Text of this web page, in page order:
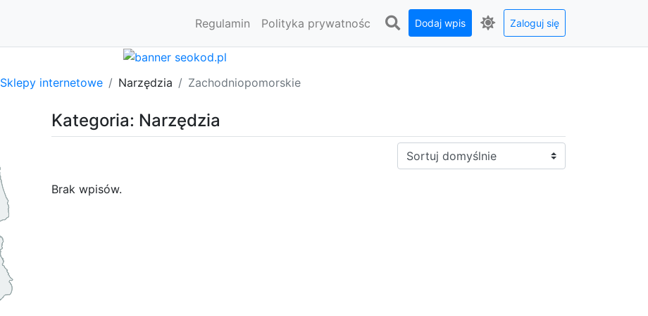
Regulamin Polityka prywatnośc Dodaj wpis Zaloguj się
Sklepy internetowe Narzędzia Zachodniopomorskie
Kategoria: Narzędzia
Sortuj:
Brak wpisów.